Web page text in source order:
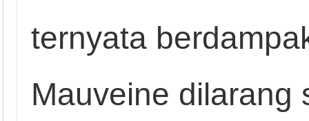
ternyata
Mauveine dilarang